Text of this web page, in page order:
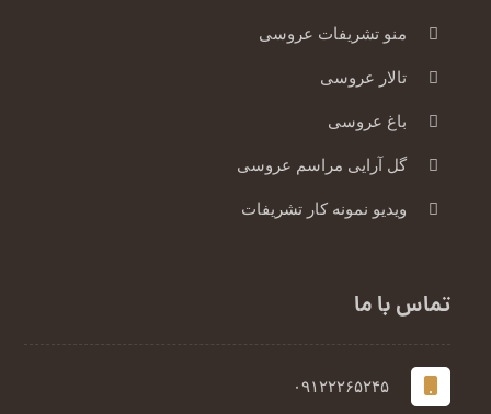
منو تشریفات عروسی
تالار عروسی
باغ عروسی
گل آرایی مراسم عروسی
ویدیو نمونه کار تشریفات
تماس با ما
۰۹۱۲۲۲۶۵۲۴۵